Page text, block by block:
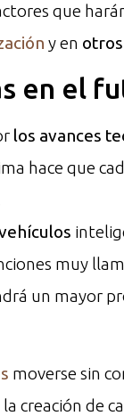
que
y en
en el
los avances
hace que
muy
un mayor
moverse sin
creación de